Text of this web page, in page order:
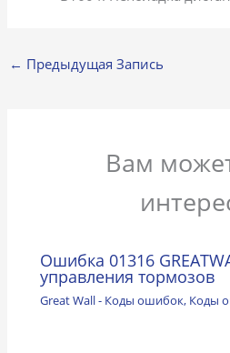
← Предыдущая Запись
Вам
Ошибка 01316
управления тормозов
Great Wall - Коды ошибок, Коды